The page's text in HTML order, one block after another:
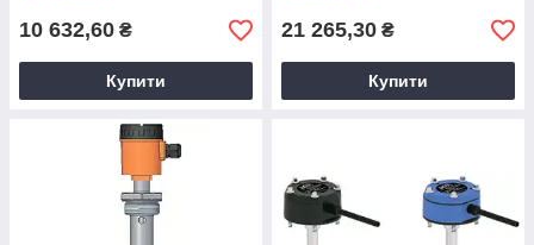
10 632,60 ₴
Купити
21 265,30 ₴
Купити